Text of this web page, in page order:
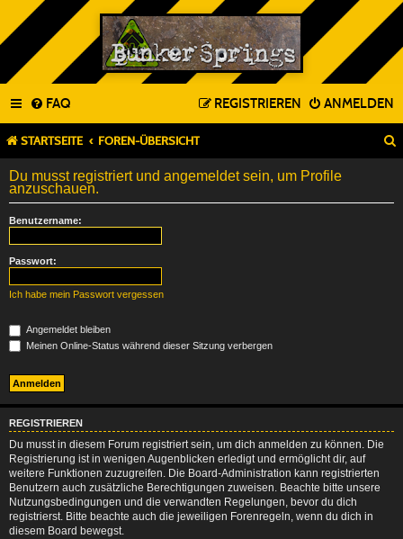
FAQ ANMELDEN
REGISTRIEREN
STARTSEITE FOREN-ÜBERSICHT
Du musst registriert und angemeldet sein, um Profile
anzuschauen.
Benutzername:
Passwort:
Ich habe mein Passwort vergessen
Angemeldet bleiben
Meinen Online-Status während dieser Sitzung verbergen
REGISTRIEREN
Du musst in diesem Forum registriert sein, um dich anmelden zu können. Die
Registrierung ist in wenigen Augenblicken erledigt und ermöglicht dir, auf
weitere Funktionen zuzugreifen. Die Board-Administration kann registrierten
Benutzern auch zusätzliche Berechtigungen zuweisen. Beachte bitte unsere
Nutzungsbedingungen und die verwandten Regelungen, bevor du dich
registrierst. Bitte beachte auch die jeweiligen Forenregeln, wenn du dich in
diesem Board bewegst.